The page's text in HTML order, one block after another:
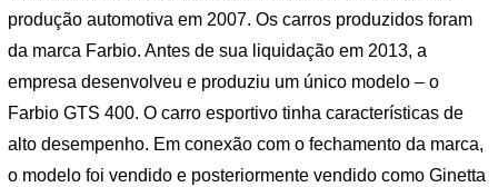
produção automotiva em 2007. Os carros produzidos foram
da marca Farbio. Antes de sua liquidação em 2013, a
empresa desenvolveu e produziu um único modelo – o
Farbio GTS 400. O carro esportivo tinha características de
alto desempenho. Em conexão com o fechamento da marca,
o modelo foi vendido e posteriormente vendido como Ginetta